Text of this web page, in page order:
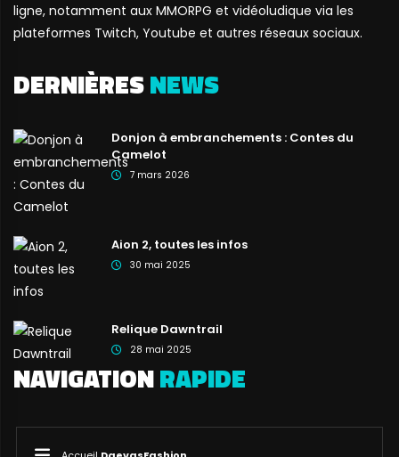
ligne, notamment aux MMORPG et vidéoludique via les
plateformes Twitch, Youtube et autres réseaux sociaux.
DERNIÈRESNEWS
Donjon à embranchements : Contes du
Camelot
7 mars 2026
Aion 2, toutes les infos
30 mai 2025
Relique Dawntrail
28 mai 2025
NAVIGATIONRAPIDE